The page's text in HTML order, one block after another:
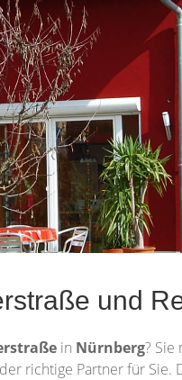
und
in Nürnberg? Sie
richtige Partner für